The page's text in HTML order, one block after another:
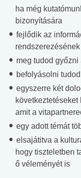
ha még
bizonyítására
fejlődik az
meg tudod győzni
befolyásolni
egyszerre két
amit a
egy adott témát
elsajátitva a
hogy tiszteletben
ő véleményét is